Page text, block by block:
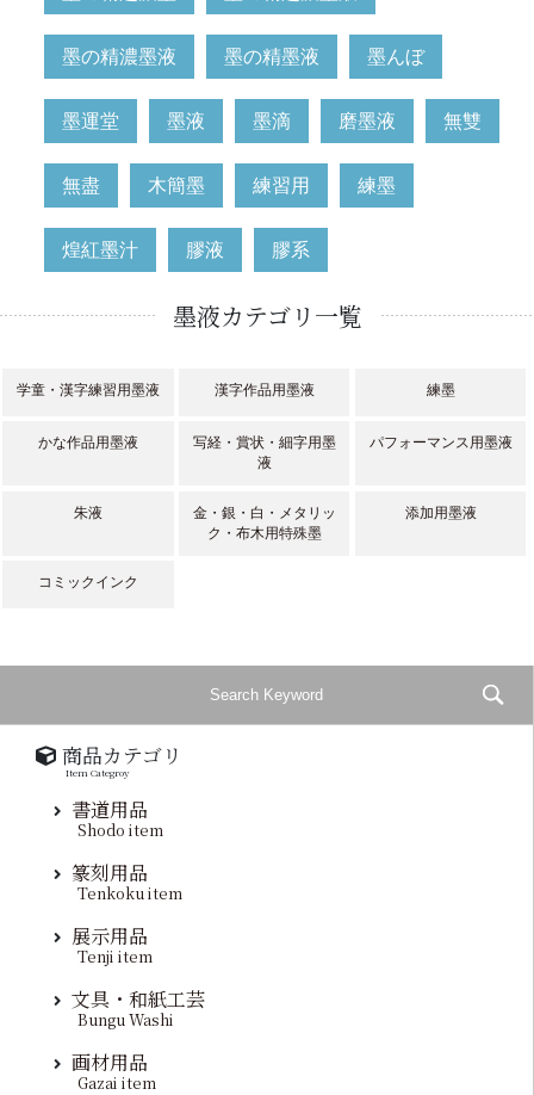
墨の精濃墨液 墨の精墨液 墨んぼ
墨運堂 墨液 墨滴 磨墨液 無雙
無盡 木簡墨 練習用 練墨
煌紅墨汁 膠液 膠系
墨液カテゴリ一覧
学童・漢字練習用墨液 漢字作品用墨液 練墨
かな作品用墨液
写経・賞状・細字用墨
液
パフォーマンス用墨液
朱液
金・銀・白・メタリッ
ク・布木用特殊墨
添加用墨液
コミックインク
商品カテゴリ
Item Categroy
書道用品
Shodo item
篆刻用品
Tenkoku item
展示用品
Tenji item
文具・和紙工芸
Bungu Washi
画材用品
Gazai item